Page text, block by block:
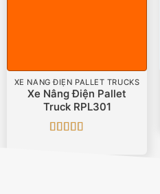
XE NÂNG ĐIỆN PALLET TRUCKS
Xe Nâng Điện Pallet
Truck RPL301